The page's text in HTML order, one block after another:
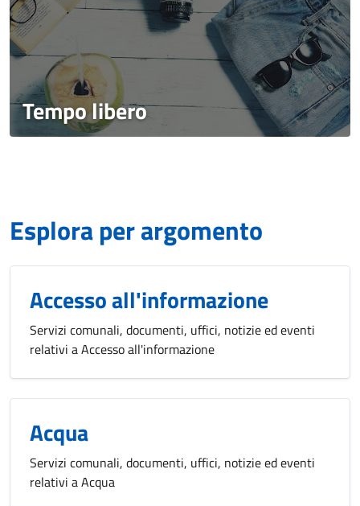
Tempo libero
Esplora per argomento
Accesso all'informazione
Servizi comunali, documenti, uffici, notizie ed eventi
relativi a Accesso all'informazione
Acqua
Servizi comunali, documenti, uffici, notizie ed eventi
relativi a Acqua